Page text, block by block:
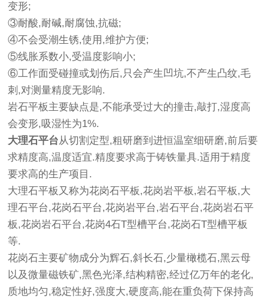
变形;
③耐酸,耐碱,耐腐蚀,抗磁;
④不会受潮生锈,使用,维护方便;
⑤线胀系数小,受温度影响小;
⑥工作面受碰撞或划伤后,只会产生凹坑,不产生凸纹,毛
刺,对测量精度无影响.
岩石平板主要缺点是,不能承受过大的撞击,敲打,湿度高
会变形,吸湿性为1%.
大理石平台从切割定型,粗研磨到进恒温室细研磨,前后要
求精度高,温度适宜.精度要求高于铸铁量具.适用于精度
要求高的生产项目.
大理石平板又称为花岗石平板,花岗岩平板,岩石平板,大
理石平台,花岗石平台,花岗岩平台,岩石平台,花岗岩石平
板,花岗岩石平台,花岗4石T型槽平台,花岗石T型槽平板
等.
花岗石主要矿物成分为辉石,斜长石,少量橄榄石,黑云母
以及微量磁铁矿,黑色光泽,结构精密,经过亿万年的老化,
质地均匀,稳定性好,强度大,硬度高,能在重负荷下保持高